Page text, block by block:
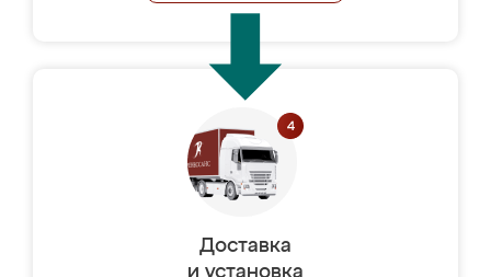
Доставка
и установка